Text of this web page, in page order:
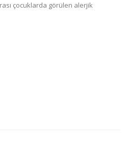
çocuklarda görülen alerjik